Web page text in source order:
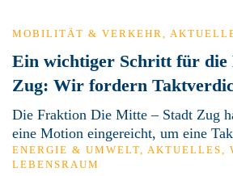
MOBILITÄT & VERKEHR,
Ein wichtiger Schritt für
Zug: Wir fordern
Die Fraktion Die Mitte – Stadt Zug
eine Motion eingereicht, um eine
ENERGIE & UMWELT, AKTUELLES,
LEBENSRAUM